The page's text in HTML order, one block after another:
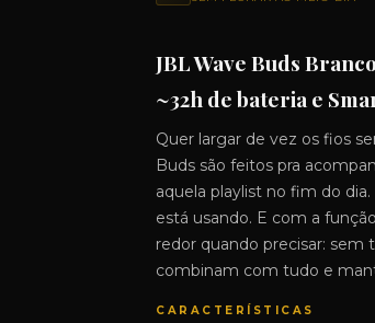
JBL Wave Buds
~32h de bateria e
Quer largar de vez os fios
Buds são feitos pra
aquela playlist no fim do
está usando. E com a
redor quando precisar: sem
combinam com tudo e
CARACTERÍSTICAS